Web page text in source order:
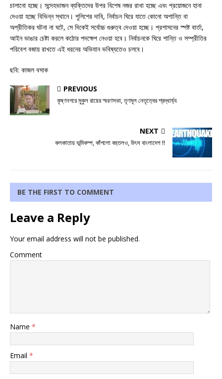
চালানো হচ্ছে। সন্দেহভাজন ব্যক্তিদের উপর বিশেষ নজর রাখা হচ্ছে এবং প্রয়োজনে হানা
দেওয়া হচ্ছে বিভিন্ন স্থানে। পুলিশের দাবি, নির্বাচন ঘিরে যাতে কোনো অশান্তি বা
অপ্রীতিকর ঘটনা না ঘটে, সে দিকেই সর্বোচ্চ গুরুত্ব দেওয়া হচ্ছে। প্রশাসনের স্পষ্ট বার্তা,
আইন ভাঙার চেষ্টা করলে কঠোর পদক্ষেপ নেওয়া হবে। নির্বাচনকে ঘিরে শান্তি ও সম্প্রীতির
পরিবেশ বজায় রাখতে এই ধরনের অভিযান ভবিষ্যতেও চলবে।
ছবি: কাজল বসাক
PREVIOUS
কৃষ্ণনগরে মুকুল রায়ের স্মরণসভা, তৃণমূল নেতৃত্বের শ্রদ্ধার্ঘ্য
NEXT
কলকাতায় ভূমিকম্প, কাঁপলো বহুতলও, উৎস বাংলাদেশ !!
BE THE FIRST TO COMMENT
Leave a Reply
Your email address will not be published.
Comment
Name *
Email *